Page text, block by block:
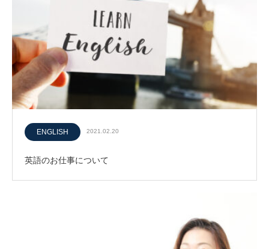
ENGLISH 2021.02.20
英語のお仕事について